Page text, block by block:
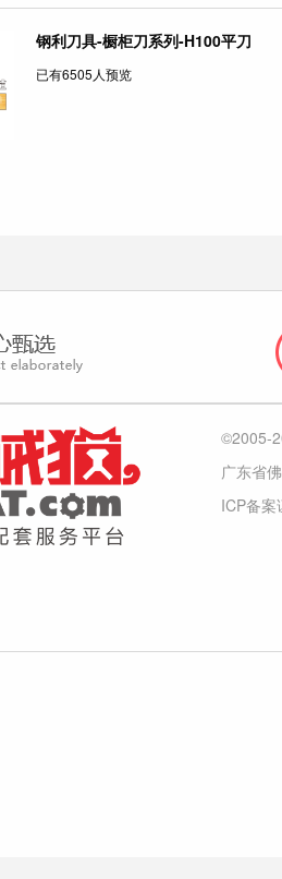
钢利刀具-橱柜刀系列-H100平刀
已有6505人预览
©2005-
广东省
ICP备案